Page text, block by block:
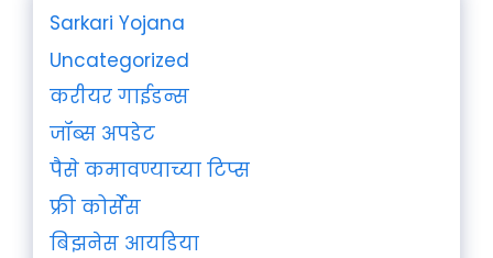
Sarkari Yojana
Uncategorized
करीयर गाईडन्स
जॉब्स अपडेट
पैसे कमावण्याच्या टिप्स
फ्री कोर्सेस
बिझनेस आयडिया